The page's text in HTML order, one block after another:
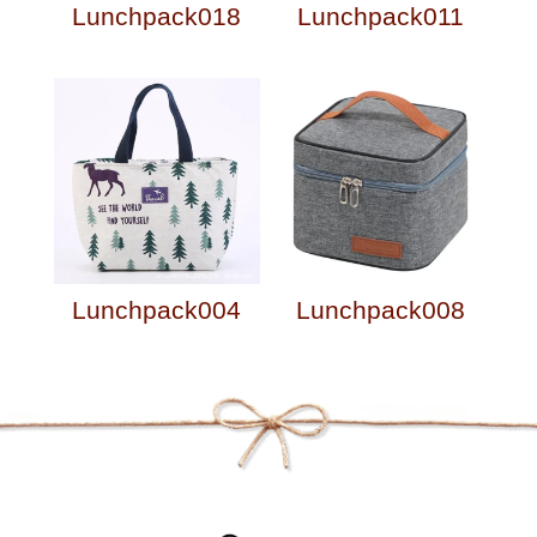
Lunchpack018 Lunchpack011
Lunchpack004 Lunchpack008